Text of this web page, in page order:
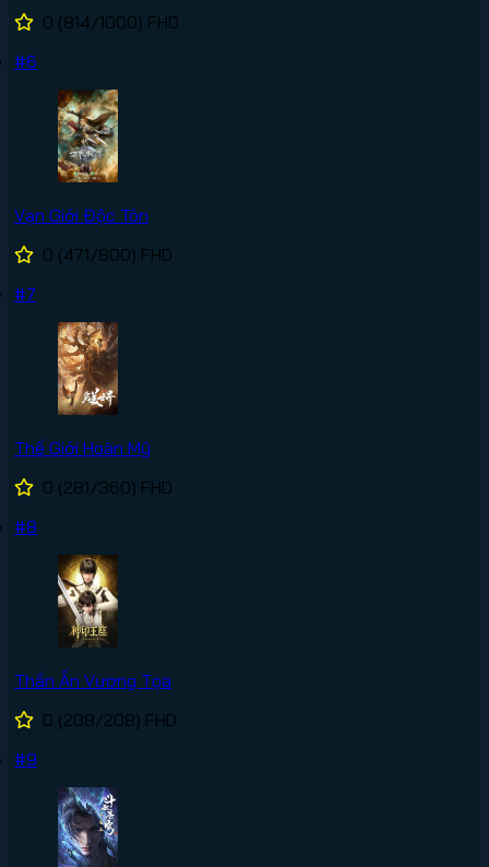
0 (814/1000) FHD
#6
Vạn Giới Độc Tôn
0 (471/800) FHD
#7
Thế Giới Hoàn Mỹ
0 (281/360) FHD
#8
Thần Ấn Vương Tọa
0 (208/208) FHD
#9